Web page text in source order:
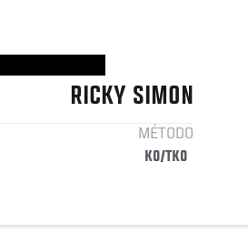
RICKY SIMON
MÉTODO
KO/TKO